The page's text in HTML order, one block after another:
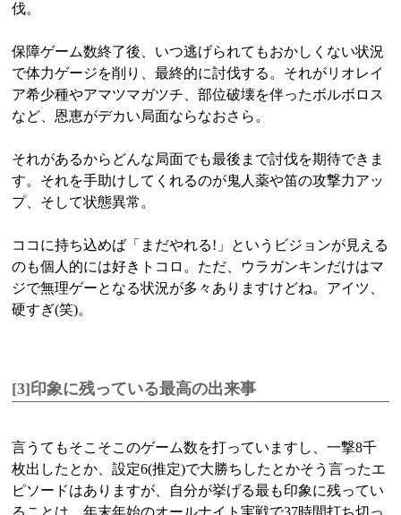
伐。
保障ゲーム数終了後、いつ逃げられてもおかしくない状況
で体力ゲージを削り、最終的に討伐する。それがリオレイ
ア希少種やアマツマガツチ、部位破壊を伴ったボルボロス
など、恩恵がデカい局面ならなおさら。
それがあるからどんな局面でも最後まで討伐を期待できま
す。それを手助けしてくれるのが鬼人薬や笛の攻撃力アッ
プ、そして状態異常。
ココに持ち込めば「まだやれる!」というビジョンが見える
のも個人的には好きトコロ。ただ、ウラガンキンだけはマ
ジで無理ゲーとなる状況が多々ありますけどね。アイツ、
硬すぎ(笑)。
[3]印象に残っている最高の出来事
言うてもそこそこのゲーム数を打っていますし、一撃8千
枚出したとか、設定6(推定)で大勝ちしたとかそう言ったエ
ピソードはありますが、自分が挙げる最も印象に残ってい